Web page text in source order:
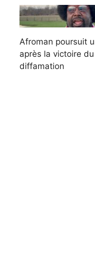
Afroman poursuit
après la victoire
diffamation